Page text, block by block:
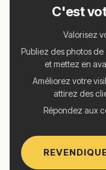
C'est
Valorisez
Publiez des photos
et mettez en
Améliorez votre
attirez des
Répondez aux